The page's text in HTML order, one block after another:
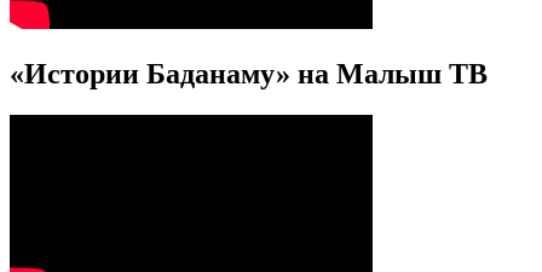
«Истории Баданаму» на Малыш ТВ